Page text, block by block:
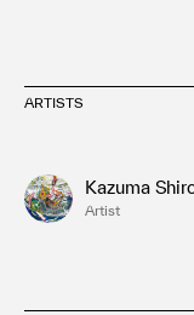
ARTISTS
Kazuma
Artist